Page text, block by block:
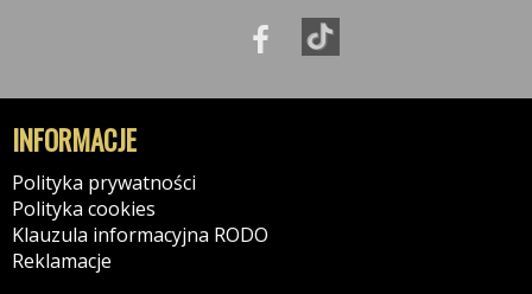
INFORMACJE
Polityka prywatności
Polityka cookies
Klauzula informacyjna RODO
Reklamacje